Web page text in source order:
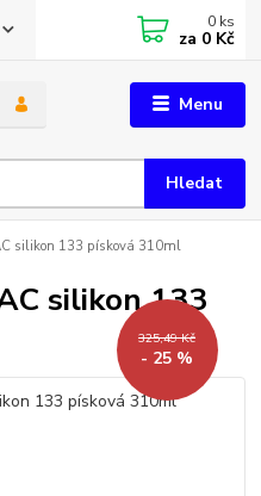
Menu
Hledat
0 ks
za 0 Kč
silikon 133 písková 310ml
silikon 133
325,49 Kč
- 25 %